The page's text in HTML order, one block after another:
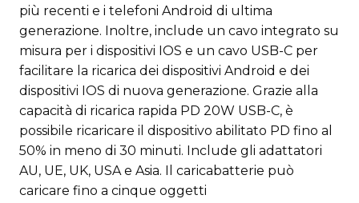
più recenti e i telefoni Android di ultima
generazione. Inoltre, include un cavo integrato su
misura per i dispositivi IOS e un cavo USB-C per
facilitare la ricarica dei dispositivi Android e dei
dispositivi IOS di nuova generazione. Grazie alla
capacità di ricarica rapida PD 20W USB-C, è
possibile ricaricare il dispositivo abilitato PD fino al
50% in meno di 30 minuti. Include gli adattatori
AU, UE, UK, USA e Asia. Il caricabatterie può
caricare fino a cinque oggetti